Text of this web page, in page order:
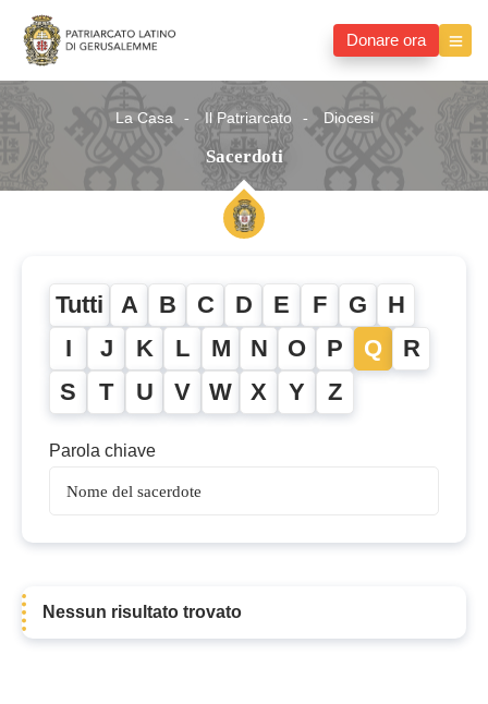
Donare ora
La Casa Il Patriarcato Diocesi
Sacerdoti
Tutti A B C D E F G H
I J K L M N O P Q R
S T U V W X Y Z
Parola chiave
Sacerdoti
Nessun risultato trovato